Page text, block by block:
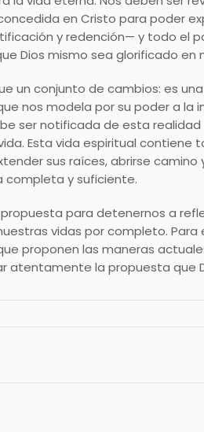
en Cristo para poder
y redención— y todo el
Dios mismo sea glorificado en
un conjunto de cambios: es
nos modela por su poder a la
ser notificada de esta realidad
Esta vida espiritual contiene
sus raíces, abrirse camino
completa y suficiente.
para detenernos a
vidas por completo. Para
proponen las maneras
atentamente la propuesta que